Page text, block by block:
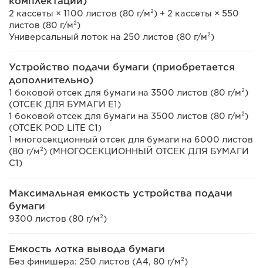
2 кассеты × 1100 листов (80 г/м²) + 2 кассеты × 550
листов (80 г/м²)
Универсальный лоток на 250 листов (80 г/м²)
Устройство подачи бумаги (приобретается
дополнительно)
1 боковой отсек для бумаги на 3500 листов (80 г/м²)
(ОТСЕК ДЛЯ БУМАГИ E1)
1 боковой отсек для бумаги на 3500 листов (80 г/м²)
(ОТСЕК POD LITE C1)
1 многосекционный отсек для бумаги на 6000 листов
(80 г/м²) (МНОГОСЕКЦИОННЫЙ ОТСЕК ДЛЯ БУМАГИ
C1)
Максимальная емкость устройства подачи
бумаги
9300 листов (80 г/м²)
Емкость лотка вывода бумаги
Без финишера: 250 листов (A4, 80 г/м²)